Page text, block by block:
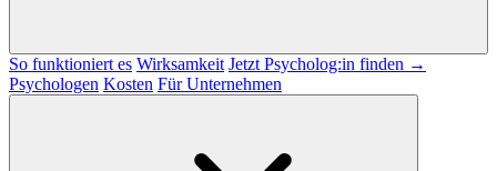
So funktioniert es Wirksamkeit Jetzt Psycholog:in finden →
Psychologen Kosten Für Unternehmen